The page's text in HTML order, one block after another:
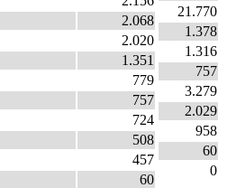
2.068
2.020
1.351
779
757
724
508
457
60
21.770
1.378
1.316
757
3.279
2.029
958
60
0